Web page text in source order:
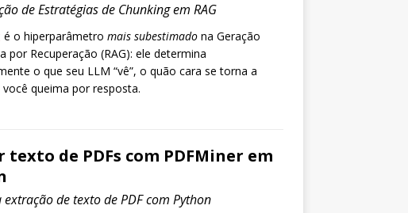
de Estratégias de Chunking em RAG
é o hiperparâmetro mais subestimadona Geração
por Recuperação (RAG): ele determina
o que seu LLM “vê”, o quão cara se torna a
queima por resposta.
texto de PDFs com PDFMiner em
de texto de PDF com Python